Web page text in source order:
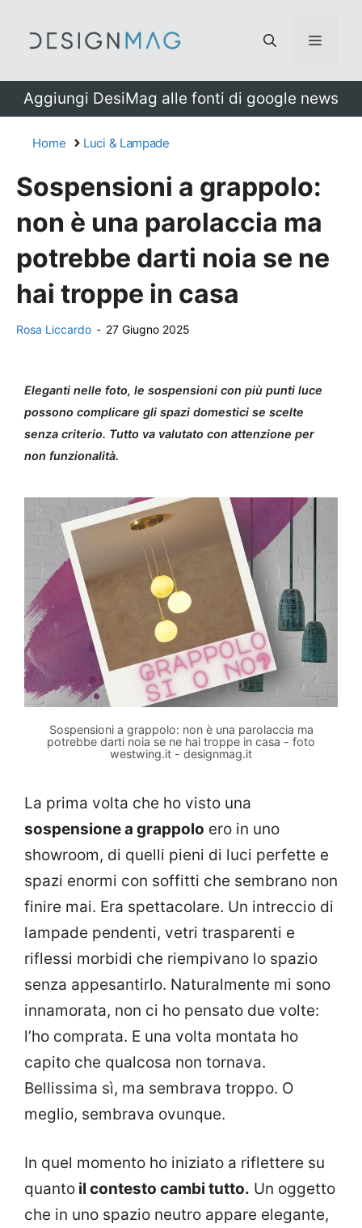
Menu
Aggiungi DesiMag alle fonti di google news
Home Luci & Lampade
Sospensioni a grappolo:
non è una parolaccia ma
potrebbe darti noia se ne
hai troppe in casa
Rosa Liccardo - 27 Giugno 2025
Eleganti nelle foto, le sospensioni con più punti luce
possono complicare gli spazi domestici se scelte
senza criterio. Tutto va valutato con attenzione per
non funzionalità.
Sospensioni a grappolo: non è una parolaccia ma
potrebbe darti noia se ne hai troppe in casa - foto
westwing.it - designmag.it
La prima volta che ho visto una
sospensione a grappolo ero in uno
showroom, di quelli pieni di luci perfette e
spazi enormi con soffitti che sembrano non
finire mai. Era spettacolare. Un intreccio di
lampade pendenti, vetri trasparenti e
riflessi morbidi che riempivano lo spazio
senza appesantirlo. Naturalmente mi sono
innamorata, non ci ho pensato due volte:
l’ho comprata. E una volta montata ho
capito che qualcosa non tornava.
Bellissima sì, ma sembrava troppo. O
meglio, sembrava ovunque.
In quel momento ho iniziato a riflettere su
quanto il contesto cambi tutto. Un oggetto
che in uno spazio neutro appare elegante,